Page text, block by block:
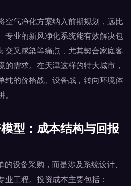
空气净化方案纳入前期规划，远比
专业的新风净化系统能有效解决包
交叉感染等痛点，尤其契合家庭客
的需求。在天津这样的特大城市，
纯的价格战、设备战，转向环境体
型：成本结构与回报
设备采购，而是涉及系统设计、
业工程。投资成本主要包括：